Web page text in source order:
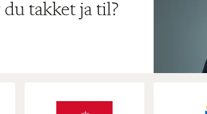
takket ja til?